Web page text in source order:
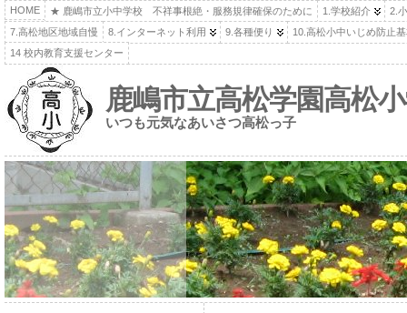
HOME ★ 鹿嶋市立小中学校 不祥事根絶・服務規律確保のために 1.学校紹介
2.
7.高松地区地域自慢
8.インターネット利用 9.各種便り
10.高松小中いじめ防止
14 校内教育支援センター
鹿嶋市立高松学園高松
いつも元気なあいさつ高松っ子